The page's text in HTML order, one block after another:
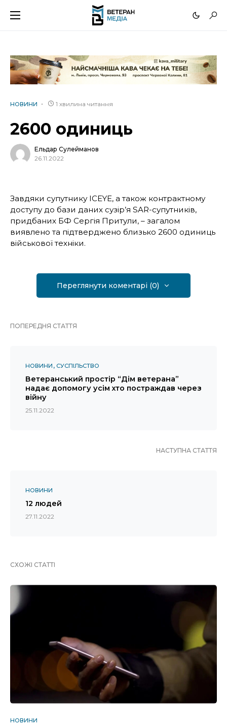
НОВИНИ 1 хвилина читання
2600 одиниць
Ельдар Сулейманов
26.11.2022
Завдяки супутнику ICEYE, а також контрактному
доступу до бази даних сузір’я SAR-супутників,
придбаних БФ Сергія Притули, – загалом
виявлено та підтверджено близько 2600 одиниць
військової техніки.
Переглянути коментарі (0)
ПОПЕРЕДНЯ СТАТТЯ
НОВИНИ СУСПІЛЬСТВО
Ветеранський простір “Дім ветерана”
надає допомогу усім хто постраждав через
війну
25.11.2022
НАСТУПНА СТАТТЯ
НОВИНИ
12 людей
27.11.2022
СХОЖІ СТАТТІ
НОВИНИ